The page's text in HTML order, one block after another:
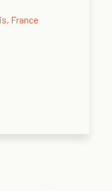
France